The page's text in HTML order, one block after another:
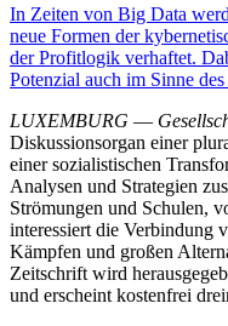
In Zeiten von Big Data
neue Formen der
der Profitlogik verhaftet.
Potenzial auch im Sinne
LUXEMBURG —
Diskussionsorgan einer
einer sozialistischen
Analysen und Strategien
Strömungen und Schulen,
interessiert die Verbindung
Kämpfen und großen
Zeitschrift wird
und erscheint kostenfrei